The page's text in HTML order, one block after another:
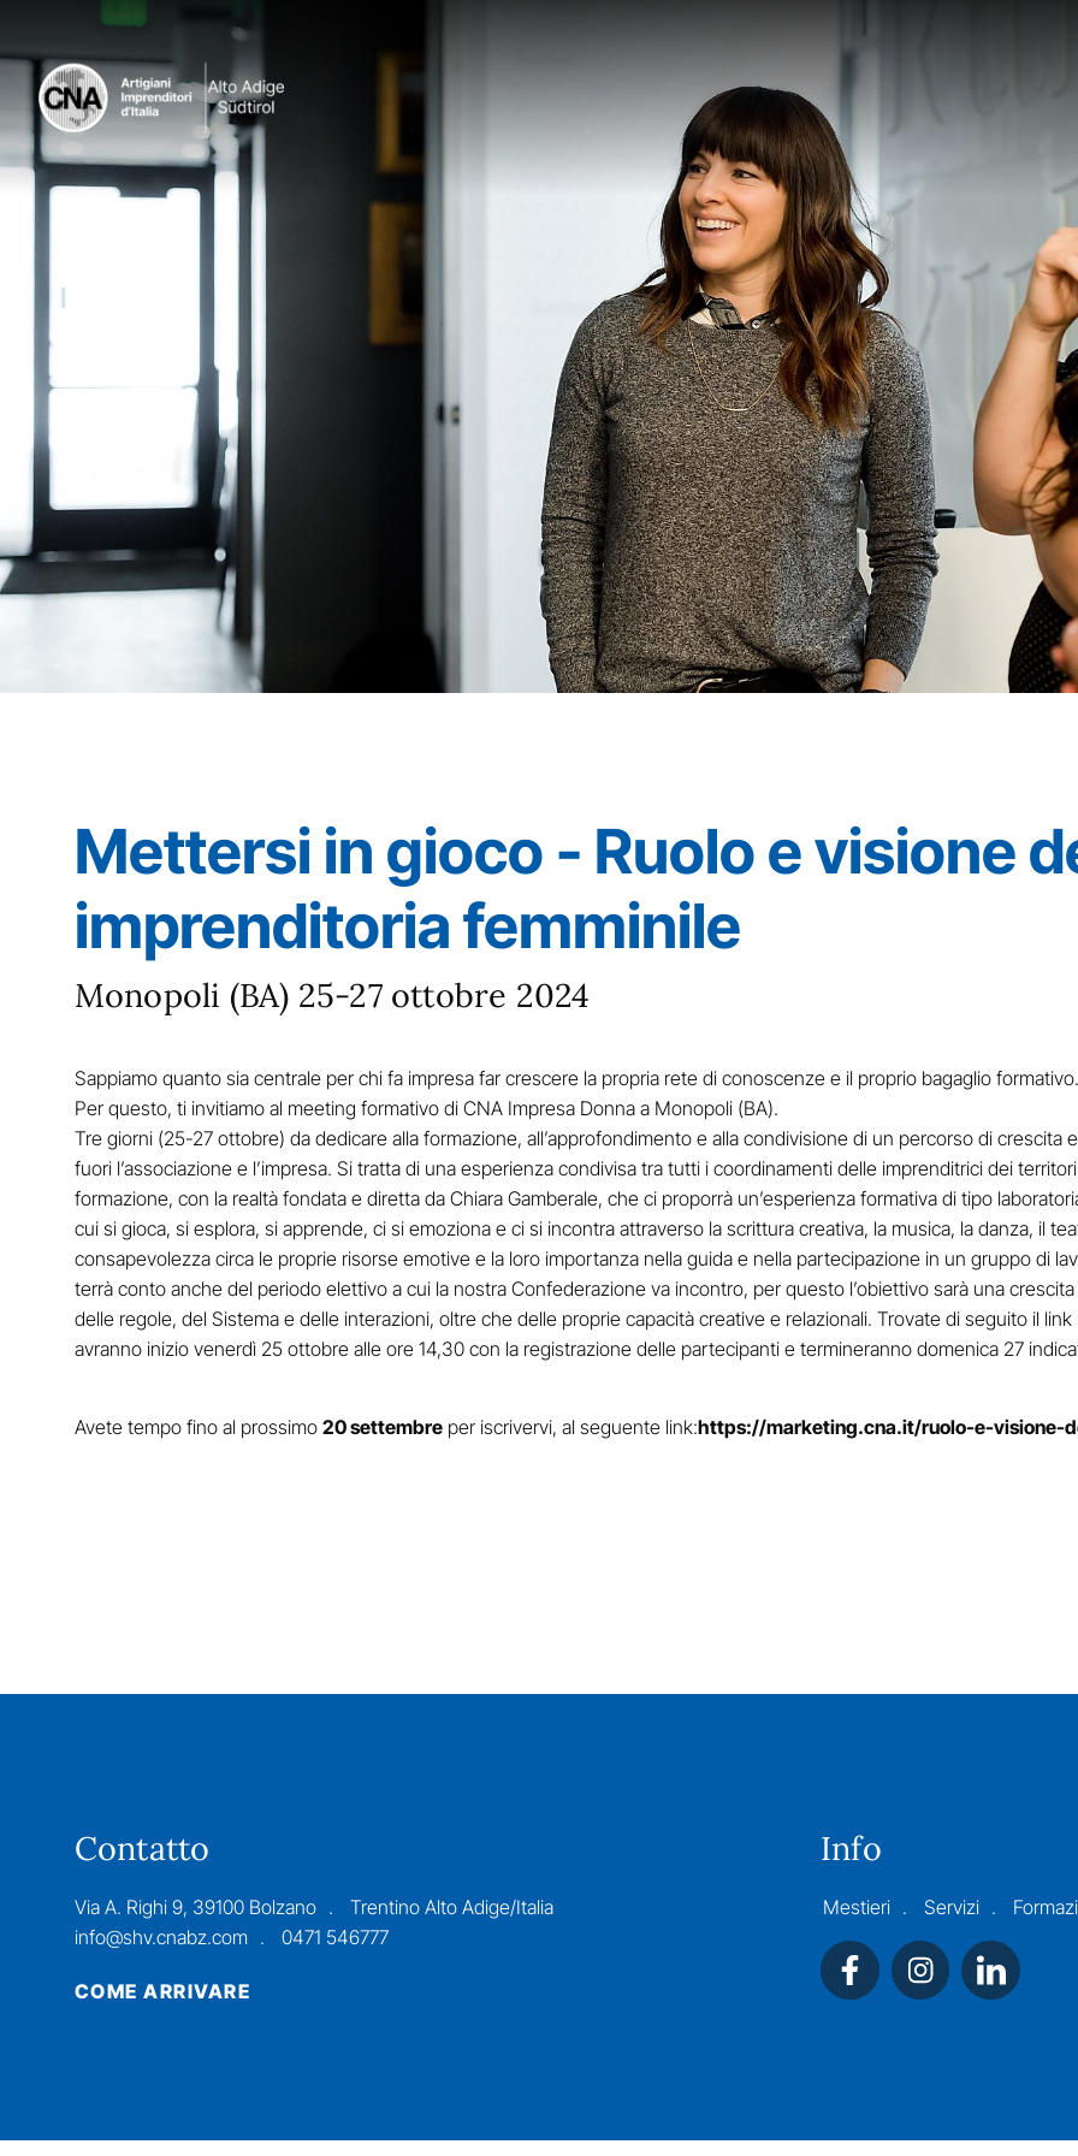
Mettersi in gioco - Ruolo e visione
imprenditoria femminile
Monopoli (BA) 25-27 ottobre 2024
Sappiamo quanto sia centrale per chi fa impresa far crescere la propria rete di conoscenze e il proprio bagaglio
Per questo, ti invitiamo al meeting formativo di CNA Impresa Donna a Monopoli (BA).
Tre giorni (25-27 ottobre) da dedicare alla formazione, all’approfondimento e alla condivisione di un percorso di crescita
fuori l’associazione e l’impresa. Si tratta di una esperienza condivisa tra tutti i coordinamenti delle imprenditrici dei
formazione, con la realtà fondata e diretta da Chiara Gamberale, che ci proporrà un’esperienza formativa di tipo
cui si gioca, si esplora, si apprende, ci si emoziona e ci si incontra attraverso la scrittura creativa, la musica, la danza, il
consapevolezza circa le proprie risorse emotive e la loro importanza nella guida e nella partecipazione in un gruppo di
terrà conto anche del periodo elettivo a cui la nostra Confederazione va incontro, per questo l’obiettivo sarà una
delle regole, del Sistema e delle interazioni, oltre che delle proprie capacità creative e relazionali. Trovate di seguito il link
avranno inizio venerdì 25 ottobre alle ore 14,30 con la registrazione delle partecipanti e termineranno domenica 27
Avete tempo fino al prossimo 20 settembreper iscrivervi, al seguente link:https://marketing.cna.it/ruolo-e-visione-
Contatto
Via A. Righi 9, 39100 Bolzano
Trentino Alto Adige/Italia
info@shv.cnabz.com
0471 546777
COME ARRIVARE
Info
Mestieri Servizi